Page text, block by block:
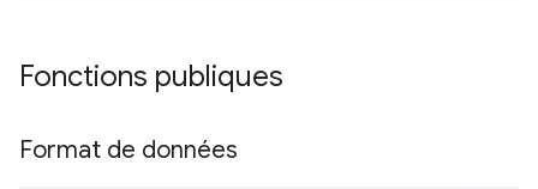
Fonctions publiques
Format de données